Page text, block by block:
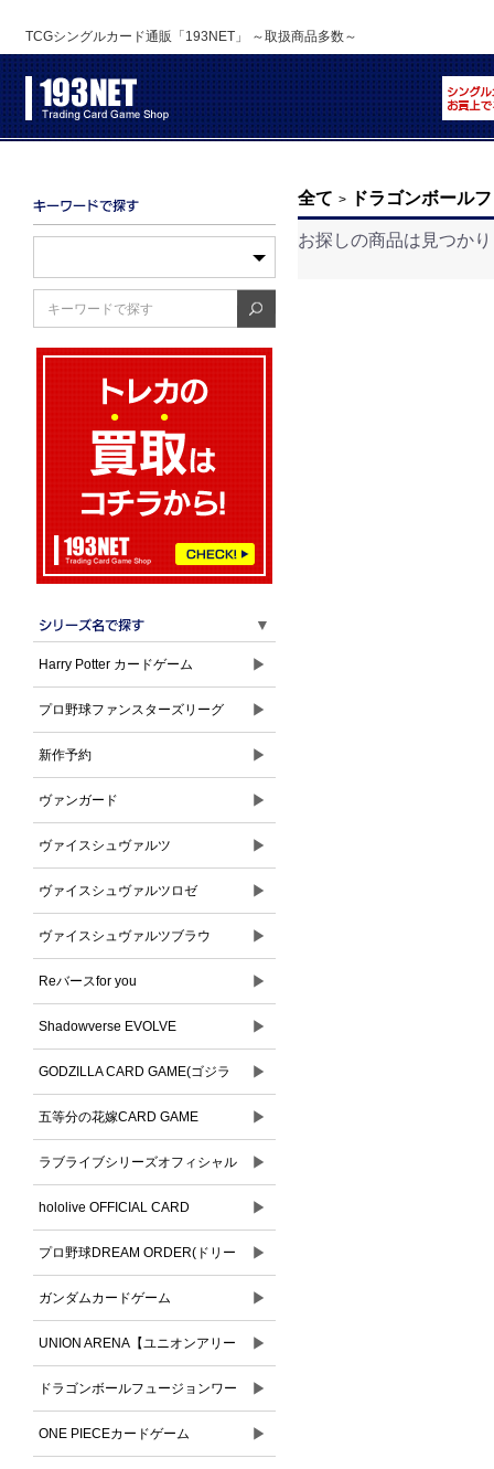
TCGシングルカード通販「193NET」 ～取扱商品多数～
▼
Harry Potter カードゲーム ▶
プロ野球ファンスターズリーグ ▶
新作予約 ▶
ヴァンガード ▶
ヴァイスシュヴァルツ ▶
ヴァイスシュヴァルツロゼ ▶
ヴァイスシュヴァルツブラウ ▶
Reバースfor you ▶
Shadowverse EVOLVE ▶
GODZILLA CARD GAME(ゴジラ
カードゲーム)
▶
五等分の花嫁CARD GAME ▶
ラブライブシリーズオフィシャル
カードゲーム
▶
hololive OFFICIAL CARD
GAME(ホロライブオフィシャルカ
ードゲーム)
▶
プロ野球DREAM ORDER(ドリー
ムオーダー)
▶
ガンダムカードゲーム ▶
UNION ARENA【ユニオンアリー
ナ】
▶
ドラゴンボールフュージョンワー
ルド
▶
ONE PIECEカードゲーム ▶
全て > ドラゴンボール
お探しの商品は見つか